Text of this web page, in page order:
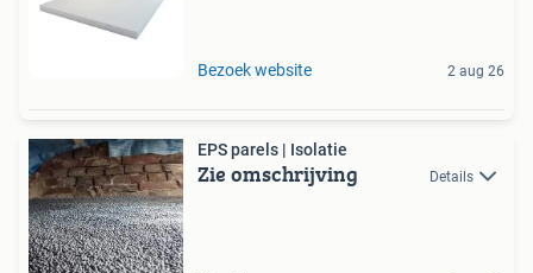
Bezoek website 2 aug 26
EPS parels | Isolatie
Zie omschrijving Details